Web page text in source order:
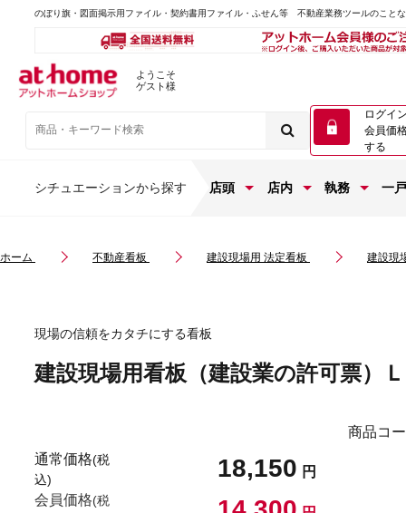
のぼり旗・図面掲示用ファイル・契約書用ファイル・ふせん等 不動産業務ツールのこと
ようこそ
ゲスト様
ログイ
会員価
する
シチュエーションから探す 店頭 店内 執務 一
ホーム 不動産看板 建設現場用 法定看板 建設現
現場の信頼をカタチにする看板
建設現場用看板（建設業の許可票）
通常価格(税
込)
18,150 円
会員価格(税
商品コ